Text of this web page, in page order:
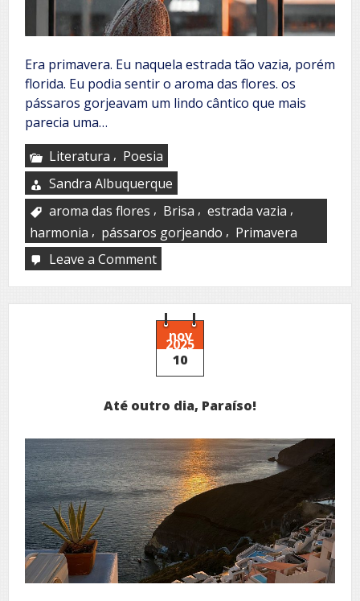
Era primavera. Eu naquela estrada tão vazia, porém
florida. Eu podia sentir o aroma das flores. os
pássaros gorjeavam um lindo cântico que mais
parecia uma…
Literatura , Poesia
Sandra Albuquerque
aroma das flores , Brisa , estrada vazia ,
harmonia , pássaros gorjeando , Primavera
Leave a Commenton
é
bom
ter
você
aqui!
nov
2025
10
Até outro dia, Paraíso!